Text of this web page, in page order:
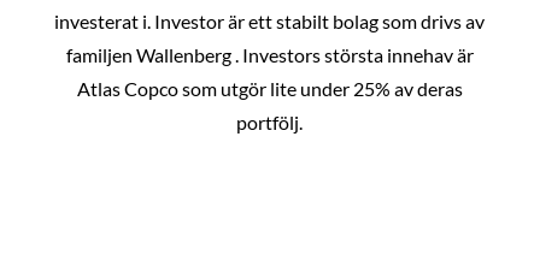
investerat i. Investor är ett stabilt bolag som drivs av
familjen Wallenberg . Investors största innehav är
Atlas Copco som utgör lite under 25% av deras
portfölj.